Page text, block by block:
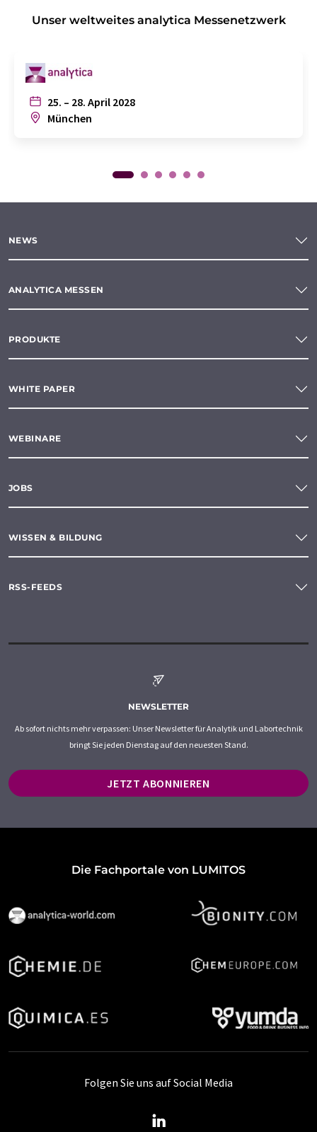
Unser weltweites analytica Messenetzwerk
25. – 28. April 2028
München
NEWS
ANALYTICA MESSEN
PRODUKTE
WHITE PAPER
WEBINARE
JOBS
WISSEN & BILDUNG
RSS-FEEDS
NEWSLETTER
Ab sofort nichts mehr verpassen: Unser Newsletter für Analytik und Labortechnik
bringt Sie jeden Dienstag auf den neuesten Stand.
JETZT ABONNIEREN
Die Fachportale von LUMITOS
Folgen Sie uns auf Social Media